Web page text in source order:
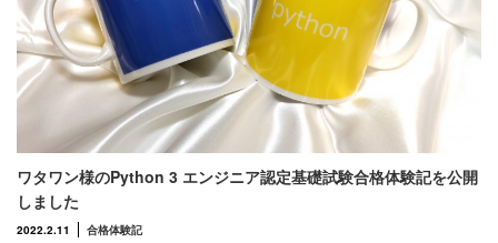
ワタワン様のPython 3 エンジニア認定基礎試験合格体験記を公開
しました
2022.2.11 合格体験記